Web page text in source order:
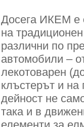
Досега ИКЕМ е
на
различни по
автомобили –
лекотоварен
клъстерът и на
дейност не
така и в